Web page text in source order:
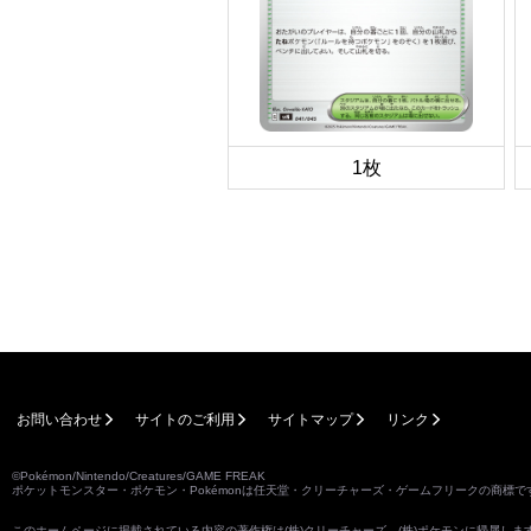
1枚
お問い合わせ サイトのご利用 サイトマップ リンク
©Pokémon/Nintendo/Creatures/GAME FREAK
ポケットモンスター・ポケモン・Pokémonは任天堂・クリーチャーズ・ゲームフリークの商標で